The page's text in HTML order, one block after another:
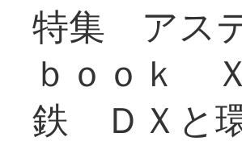
特集 アス
ｂｏｏｋ
鉄 ＤＸと